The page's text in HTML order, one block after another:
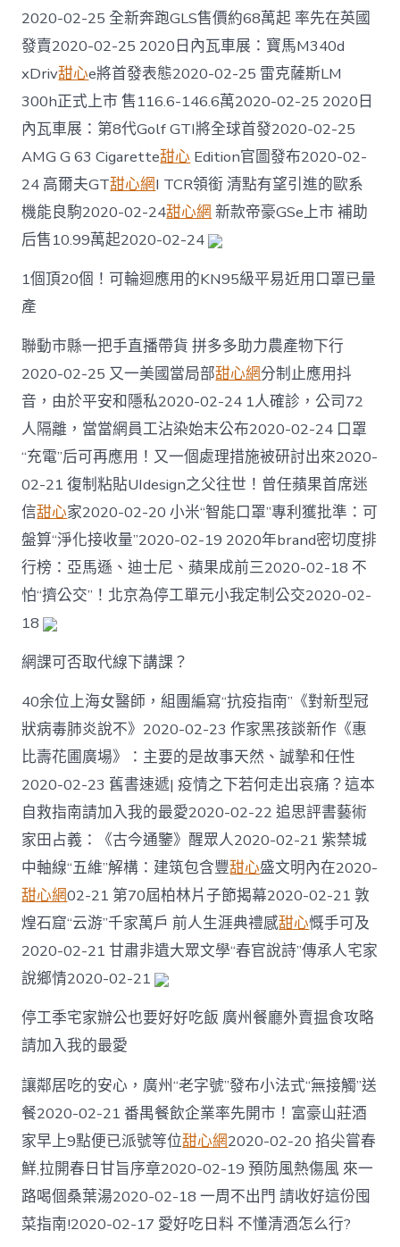
得
重
回
200
萬
以
中
2020-02-25 全新奔跑GLS售價約68萬起 率先在英國
發賣2020-02-25 2020日內瓦車展：寶馬M340d
xDriv甜心e將首發表態2020-02-25 雷克薩斯LM
300h正式上市 售116.6-146.6萬2020-02-25 2020日
內瓦車展：第8代Golf GTI將全球首發2020-02-25
AMG G 63 Cigarette甜心 Edition官圖發布2020-02-
24 高爾夫GT甜心網I TCR領銜 清點有望引進的歐系
機能良駒2020-02-24甜心網 新款帝豪GSe上市 補助
后售10.99萬起2020-02-24
1個頂20個！可輪迴應用的KN95級平易近用口罩已量
產
聯動市縣一把手直播帶貨 拼多多助力農產物下行
2020-02-25 又一美國當局部甜心網分制止應用抖
音，由於平安和隱私2020-02-24 1人確診，公司72
人隔離，當當網員工沾染始末公布2020-02-24 口罩
“充電”后可再應用！又一個處理措施被研討出來2020-
02-21 復制粘貼UIdesign之父往世！曾任蘋果首席迷
信甜心家2020-02-20 小米“智能口罩”專利獲批準：可
盤算“淨化接收量”2020-02-19 2020年brand密切度排
行榜：亞馬遜、迪士尼、蘋果成前三2020-02-18 不
怕“擠公交”！北京為停工單元小我定制公交2020-02-
18
網課可否取代線下講課？
40余位上海女醫師，組團編寫“抗疫指南”《對新型冠
狀病毒肺炎說不》2020-02-23 作家黑孩談新作《惠
比壽花圃廣場》：主要的是故事天然、誠摯和任性
2020-02-23 舊書速遞| 疫情之下若何走出哀痛？這本
自救指南請加入我的最愛2020-02-22 追思評書藝術
家田占義：《古今通鑒》醒眾人2020-02-21 紫禁城
中軸線“五維”解構：建筑包含豐甜心盛文明內在2020-
甜心網02-21 第70屆柏林片子節揭幕2020-02-21 敦
煌石窟“云游”千家萬戶 前人生涯典禮感甜心慨手可及
2020-02-21 甘肅非遺大眾文學“春官說詩”傳承人宅家
說鄉情2020-02-21
停工季宅家辦公也要好好吃飯 廣州餐廳外賣揾食攻略
請加入我的最愛
讓鄰居吃的安心，廣州“老字號”發布小法式“無接觸”送
餐2020-02-21 番禺餐飲企業率先開市！富豪山莊酒
家早上9點便已派號等位甜心網2020-02-20 掐尖嘗春
鮮,拉開春日甘旨序章2020-02-19 預防風熱傷風 來一
路喝個桑葉湯2020-02-18 一周不出門 請收好這份囤
菜指南!2020-02-17 愛好吃日料 不懂清酒怎么行?